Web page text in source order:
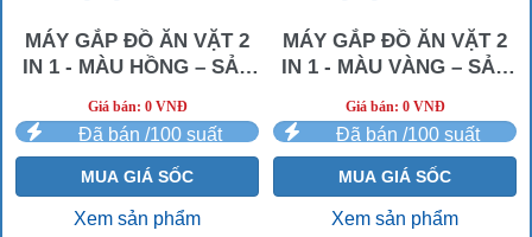
MÁY GẮP ĐỒ ĂN VẶT 2
IN 1 - MÀU HỒNG – SẢN
2024
Giá bán: 0 VNĐ
Đã bán /100 suất
MUA GIÁ SỐC
Xem sản phẩm
MÁY GẮP ĐỒ ĂN VẶT 2
IN 1 - MÀU VÀNG – SẢN
2024
Giá bán: 0 VNĐ
Đã bán /100 suất
MUA GIÁ SỐC
Xem sản phẩm